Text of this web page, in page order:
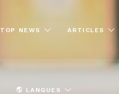
TOP NEWS ARTICLES
🌎 LANGUES